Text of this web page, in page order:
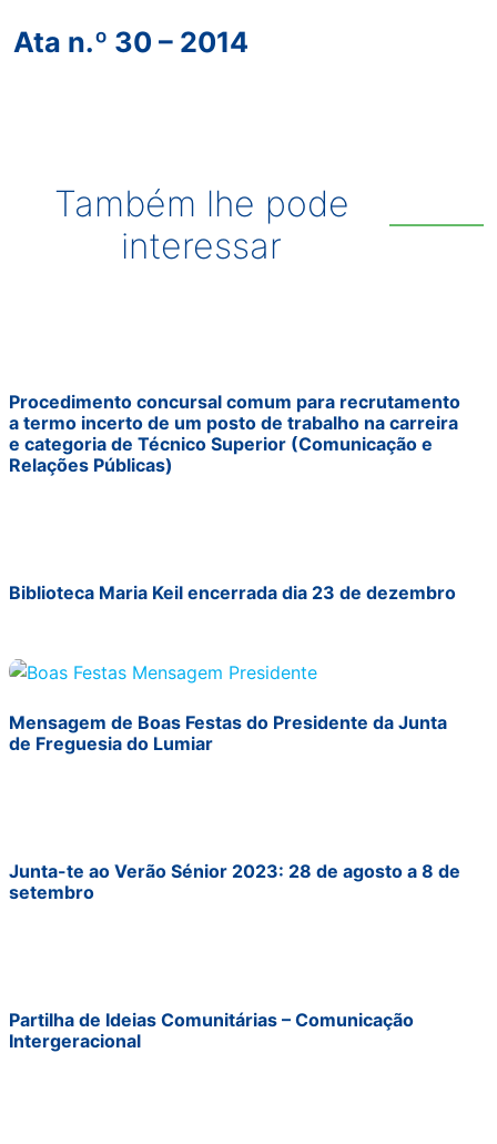
Ata n.º 30 – 2014
Também lhe pode
interessar
Procedimento concursal comum para recrutamento
a termo incerto de um posto de trabalho na carreira
e categoria de Técnico Superior (Comunicação e
Relações Públicas)
Biblioteca Maria Keil encerrada dia 23 de dezembro
Mensagem de Boas Festas do Presidente da Junta
de Freguesia do Lumiar
Junta-te ao Verão Sénior 2023: 28 de agosto a 8 de
setembro
Partilha de Ideias Comunitárias – Comunicação
Intergeracional